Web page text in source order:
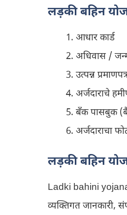
लड़की बहिन
आधार कार्ड
अधिवास / जन्म
उत्पन्न
अर्जदाराचे
बँक पासबुक
अर्जदाराचा
लड़की बहिन
Ladki bahini
व्यक्तिगत जानकारी,